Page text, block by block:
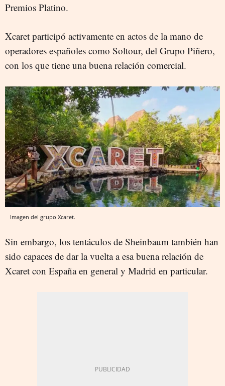
Premios Platino.
Xcaret participó activamente en actos de la mano de
operadores españoles como Soltour, del Grupo Piñero,
con los que tiene una buena relación comercial.
Imagen del grupo Xcaret.
Sin embargo, los tentáculos de Sheinbaum también han
sido capaces de dar la vuelta a esa buena relación de
Xcaret con España en general y Madrid en particular.